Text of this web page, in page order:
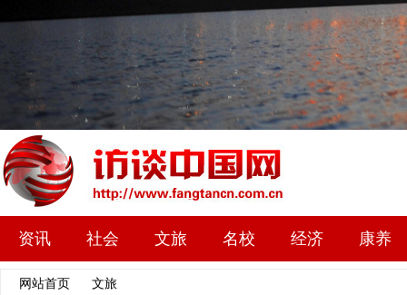
资讯 社会 文旅 名校 经济 康养
网站首页 文旅